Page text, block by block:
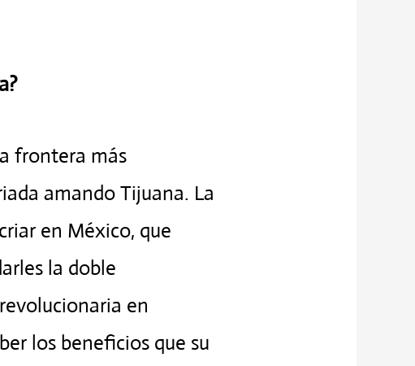
frontera más
amando Tijuana. La
en México, que
la doble
en
los beneficios que su